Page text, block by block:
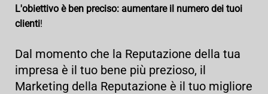
L'obiettivo è ben preciso: aumentare il numero dei tuoi
clienti!
Dal momento che la Reputazione della tua
impresa è il tuo bene più prezioso, il
Marketing della Reputazione è il tuo migliore